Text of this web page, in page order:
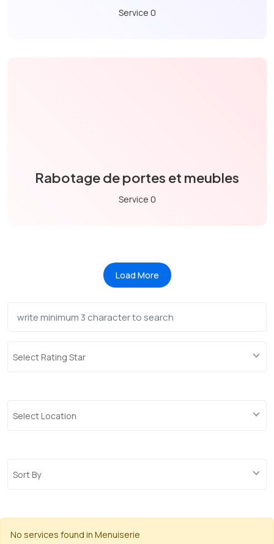
Service 0
Rabotage de portes et meubles
Service 0
Load More
Select Rating Star
Select Location
Sort By
No services found in Menuiserie